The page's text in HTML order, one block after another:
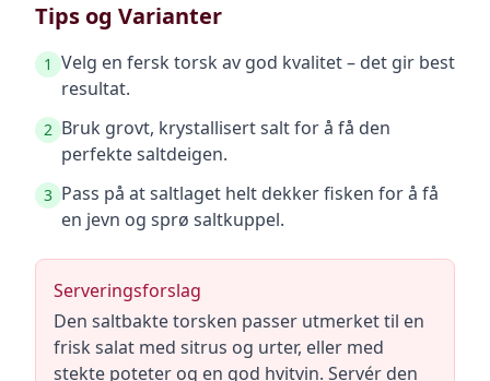
Tips og Varianter
1 Velg en fersk torsk av god kvalitet – det gir best
resultat.
2 Bruk grovt, krystallisert salt for å få den
perfekte saltdeigen.
3 Pass på at saltlaget helt dekker fisken for å få
en jevn og sprø saltkuppel.
Serveringsforslag
Den saltbakte torsken passer utmerket til en
frisk salat med sitrus og urter, eller med
stekte poteter og en god hvitvin. Servér den